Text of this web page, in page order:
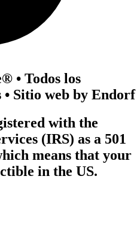
• Todos los
• Sitio web by Endorf
with the
(IRS) as a 501
means that your
in the US.